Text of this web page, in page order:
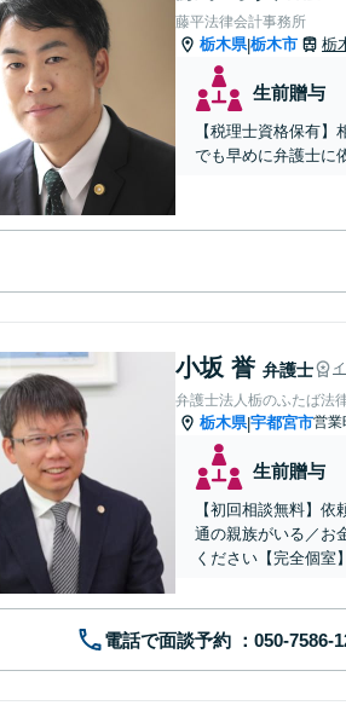
藤平法律会計事務所
栃木県|栃木市 栃
生前贈与
【税理士資格保有
でも早めに弁護士に
小坂 誉 弁護士
弁護士法人栃のふたば法
栃木県|宇都宮市営業
生前贈与
【初回相談無料】
通の親族がいる／お
ください【完全個室】
電話で面談予約